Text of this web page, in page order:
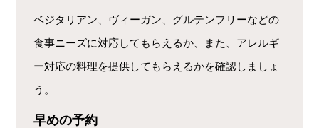
ベジタリアン、ヴィーガン、グルテンフリーなどの
食事ニーズに対応してもらえるか、また、アレルギ
ー対応の料理を提供してもらえるかを確認しましょ
う。
早めの予約